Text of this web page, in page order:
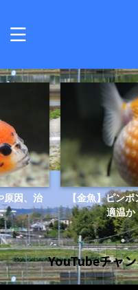
は何度が
金魚飼育の強
量
YouTubeチャ